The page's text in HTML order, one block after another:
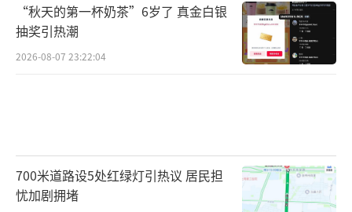
“秋天的第一杯奶茶”6岁了 真金白银
抽奖引热潮
2026-08-07 23:22:04
700米道路设5处红绿灯引热议 居民担
忧加剧拥堵